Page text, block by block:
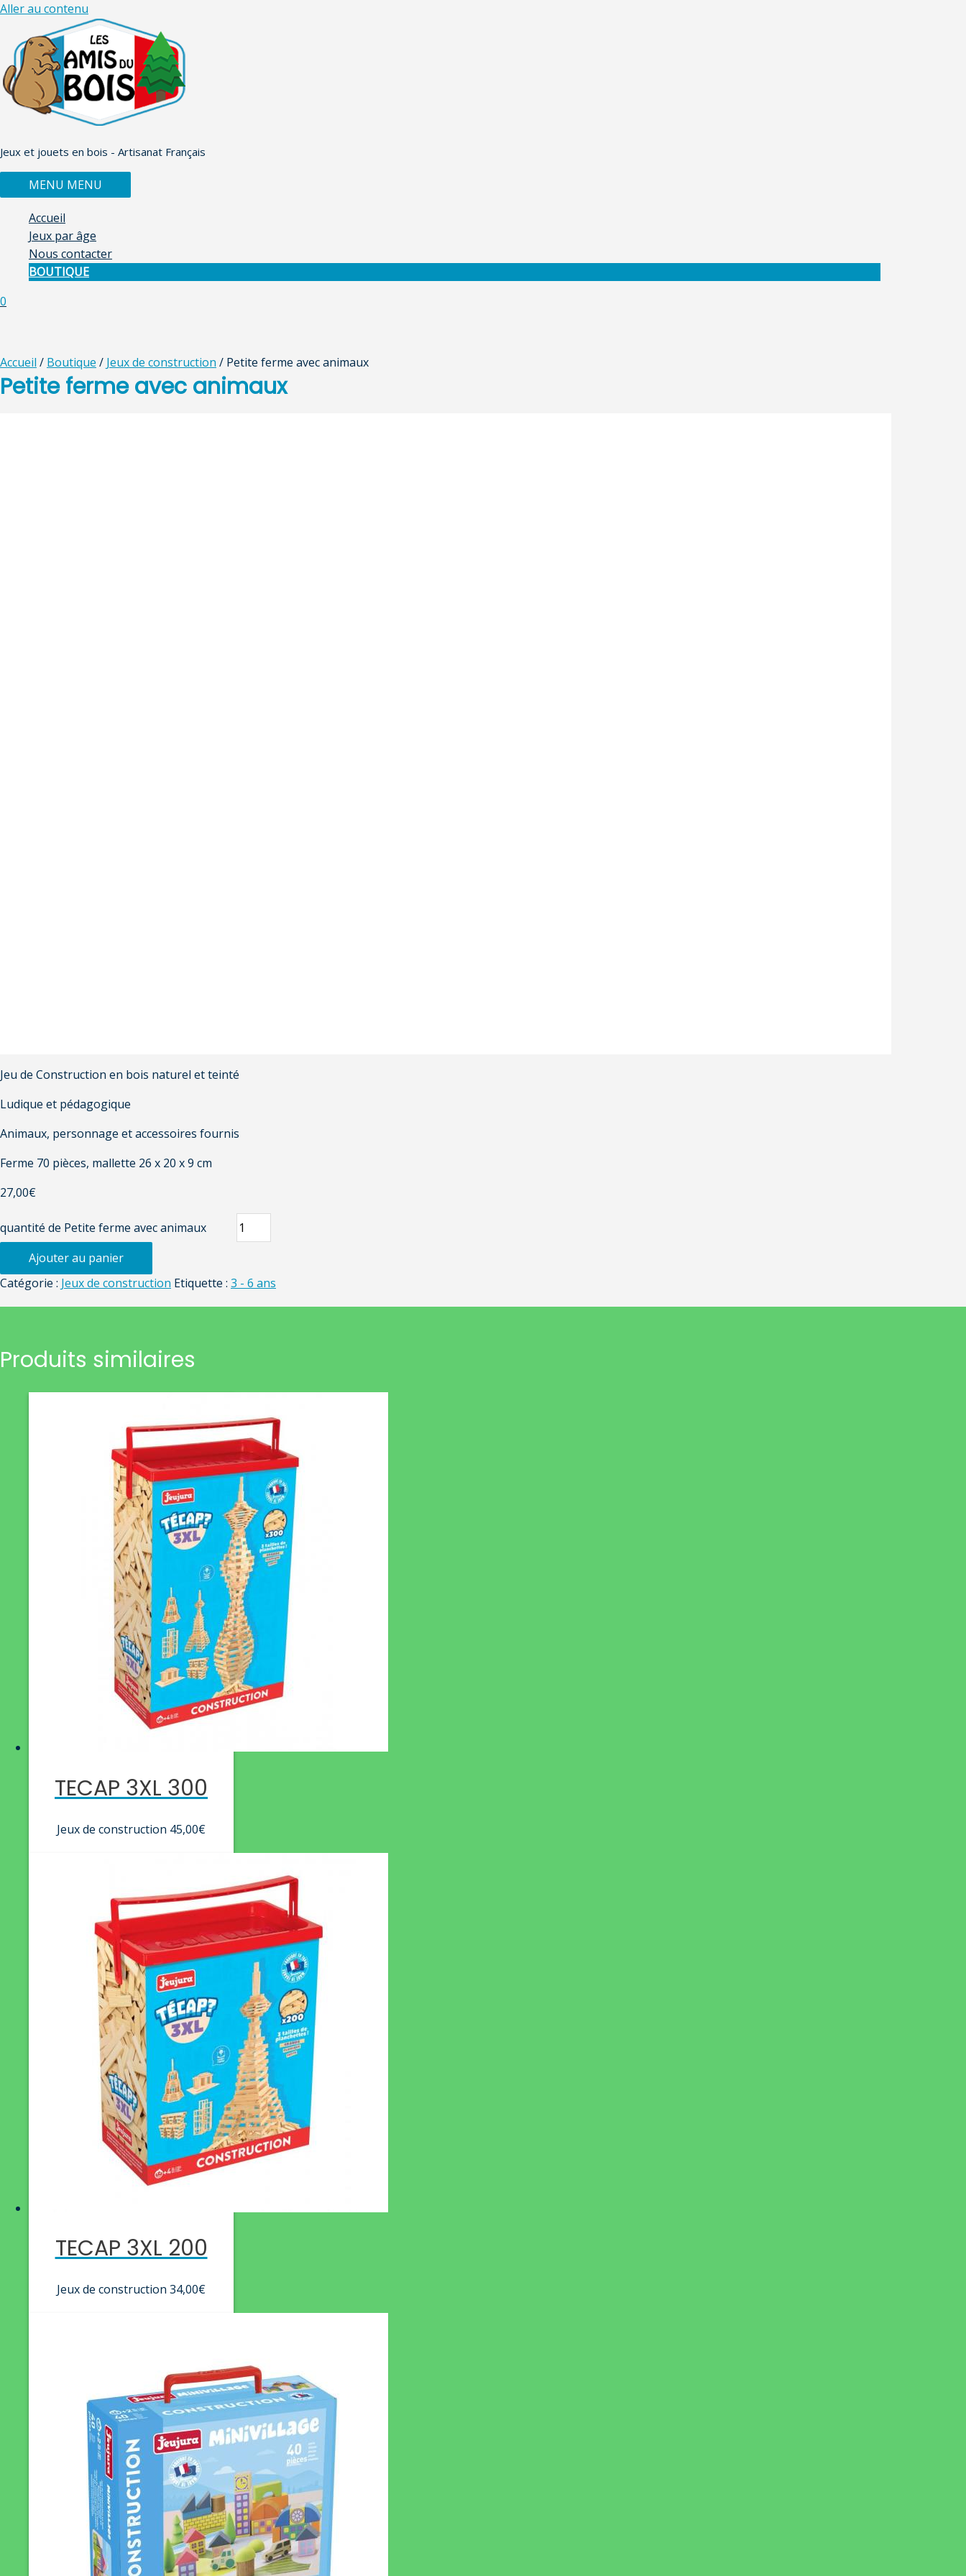
Aller au contenu
Jeux et jouets en bois - Artisanat Français
MENU MENU
Accueil
Jeux par âge
Nous contacter
BOUTIQUE
0
Accueil / Boutique / Jeux de construction / Petite ferme avec animaux
Petite ferme avec animaux
Jeu de Construction en bois naturel et teinté
Ludique et pédagogique
Animaux, personnage et accessoires fournis
Ferme 70 pièces, mallette 26 x 20 x 9 cm
27,00€
quantité de Petite ferme avec animaux
Ajouter au panier
Catégorie : Jeux de construction Etiquette : 3 - 6 ans
Produits similaires
TECAP 3XL 300
Jeux de construction 45,00€
TECAP 3XL 200
Jeux de construction 34,00€